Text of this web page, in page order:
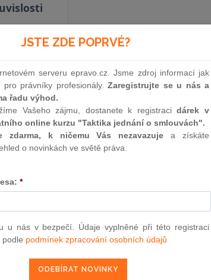
NÁLEZ
Ústavního soudu
rozhodl dne 1. července 2010 v
Duchoň, Vlasta Formánková,
Kůrka, Dagmar Lastovecká, Jiří
Pavel Rychetský, Miloslav Výborný,
JSTE ZDE POPRVÉ?
serveru epravo.cz. Jsme zdroj informací jak
pro právníky profesionály.Zaregistrujte se u nás a
řadu výhod.
Vašeho zájmu, dostanete k registracidárek v
online kurzu "Taktika jednání o smlouvách".
zdarma, k ničemu Vás nezavazuje a získáte
o novinkách ve světě práva.
*
u nás v bezpečí. Údaje vyplněné při této registraci
podle podmínek zpracování osobních údajů